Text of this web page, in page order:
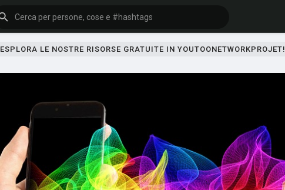
ESPLORA LE NOSTRE RISORSE GRATUITE IN YOUTOONETWORKPROJET!